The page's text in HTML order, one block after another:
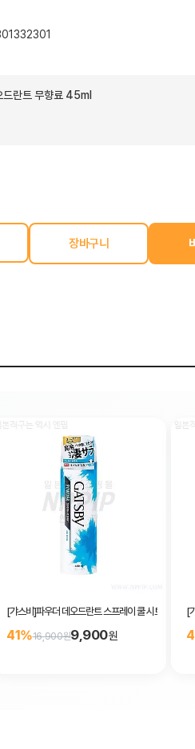
란트 무향료 45ml
[갸스비]파우더 데오드란트 스프레이 쿨 시트러스
41%16,900원9,900원
[